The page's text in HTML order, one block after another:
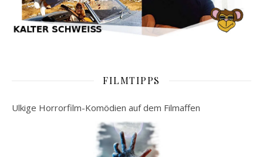
FILMTIPPS
Ulkige Horrorfilm-Komödien auf dem Filmaffen